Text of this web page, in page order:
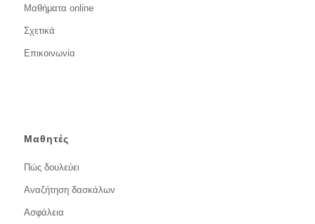
Μαθήματα online
Σχετικά
Επικοινωνία
Μαθητές
Πώς δουλεύει
Αναζήτηση δασκάλων
Ασφάλεια